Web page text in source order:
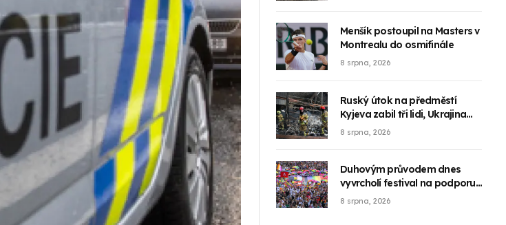
Menšík postoupil na Masters v
Montrealu do osmifinále
8 srpna, 2026
Ruský útok na předměstí
Kyjeva zabil tři lidi, Ukrajina
zaútočila na ruské rafinérie
8 srpna, 2026
Duhovým průvodem dnes
vyvrcholí festival na podporu
LGBT+ komunity Prague Pride
8 srpna, 2026